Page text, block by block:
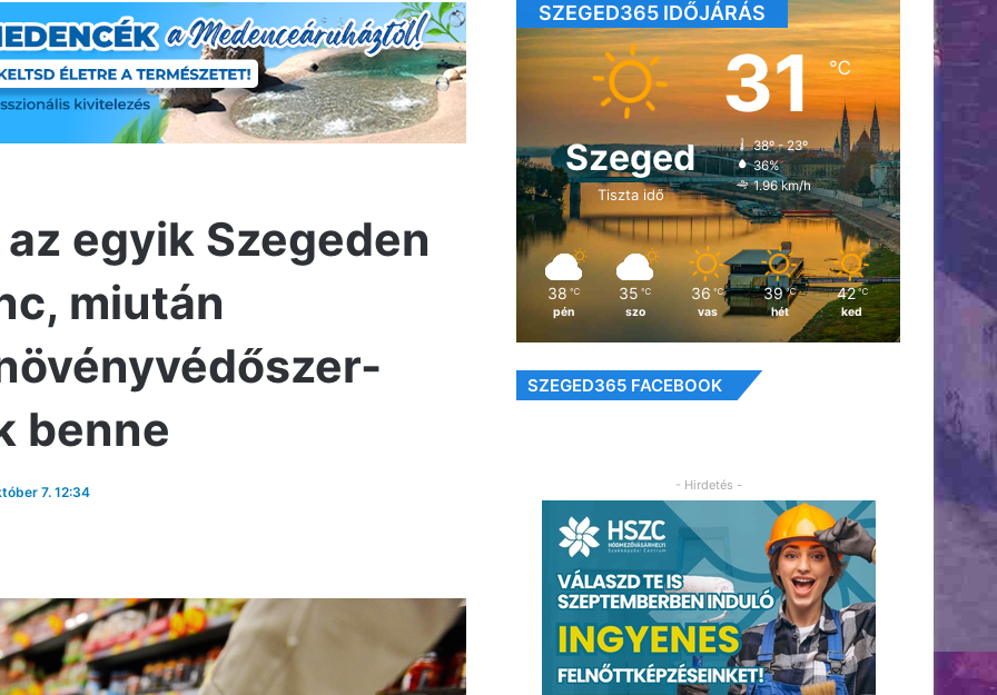
egyik Szegeden
miután
benne
7. 12:34
SZEGED365 IDŐJÁRÁS
Szeged
Tiszta idő
31℃
38º - 23º
36%
1.96 km/h
38 ℃
pén
35 ℃
szo
36 ℃
vas
39 ℃
hét
42 ℃
ked
SZEGED365 FACEBOOK
- Hirdetés -